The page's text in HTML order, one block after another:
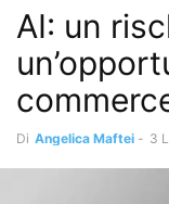
AI: un
Di Angelica Maftei - 3